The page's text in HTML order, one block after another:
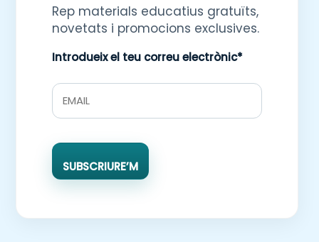
Rep materials educatius gratuïts,
novetats i promocions exclusives.
Introdueix el teu correu electrònic*
SUBSCRIURE’M